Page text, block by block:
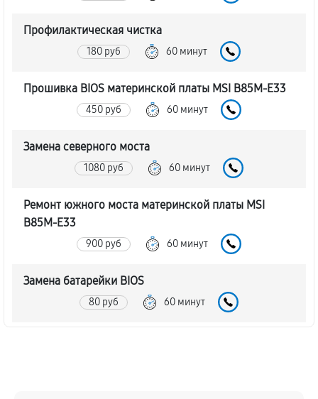
Профилактическая чистка
180 руб 60 минут
Прошивка BIOS материнской платы MSI B85M-E33
450 руб 60 минут
Замена северного моста
1080 руб 60 минут
Ремонт южного моста материнской платы MSI
B85M-E33
900 руб 60 минут
Замена батарейки BIOS
80 руб 60 минут